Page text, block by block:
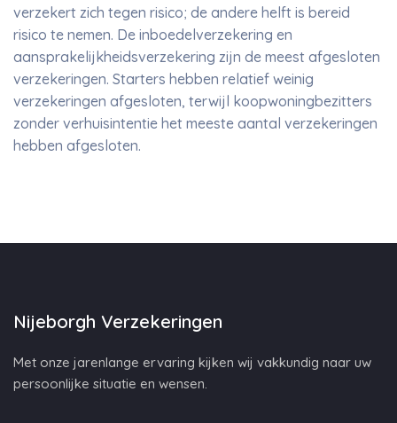
verzekert zich tegen risico; de andere helft is bereid
risico te nemen. De inboedelverzekering en
aansprakelijkheidsverzekering zijn de meest afgesloten
verzekeringen. Starters hebben relatief weinig
verzekeringen afgesloten, terwijl koopwoningbezitters
zonder verhuisintentie het meeste aantal verzekeringen
hebben afgesloten.
Nijeborgh Verzekeringen
Met onze jarenlange ervaring kijken wij vakkundig naar uw
persoonlijke situatie en wensen.